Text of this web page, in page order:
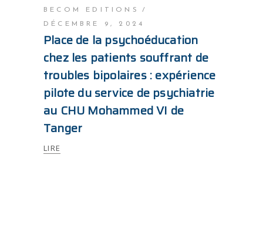
BECOM EDITIONS
DÉCEMBRE 9, 2024
Place de la psychoéducation
chez les patients souffrant de
troubles bipolaires : expérience
pilote du service de psychiatrie
au CHU Mohammed VI de
Tanger
LIRE